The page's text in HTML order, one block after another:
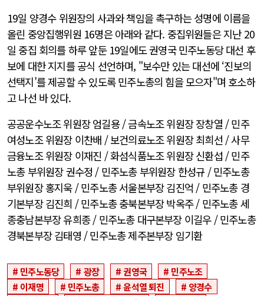
19일 양경수 위원장의 사과와 책임을 촉구하는 성명에 이름을
올린 중앙집행위원 16명은 아래와 같다. 중집위원들은 지난 20
일 중집 회의를 하루 앞둔 19일에도 권영국 민주노동당 대선 후
보에 대한 지지를 공식 선언하며, "보수만 있는 대선에 ‘진보의
선택지’를 제공할 수 있도록 민주노총의 힘을 모으자"며 호소하
고 나선 바 있다.
공공운수노조 위원장 엄길용 / 금속노조 위원장 장창열 / 민주
여성노조 위원장 이찬배 / 보건의료노조 위원장 최희선 / 사무
금융노조 위원장 이재진 / 화섬식품노조 위원장 신환섭 / 민주
노총 부위원장 권수정 / 민주노총 부위원장 한성규 / 민주노총
부위원장 홍지욱 / 민주노총 서울본부장 김진억 / 민주노총 경
기본부장 김진희 / 민주노총 충북본부장 박옥주 / 민주노총 세
종충남본부장 유희종 / 민주노총 대구본부장 이길우 / 민주노총
경북본부장 김태영 / 민주노총 제주본부장 임기환
민주노동당 광장 권영국
민주노조
이재명
민주노총 윤석열 퇴진
양경수